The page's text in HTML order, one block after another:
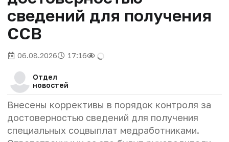
сведений для получения
ССВ
06.08.2026 17:16
Отдел
новостей
Внесены коррективы в порядок контроля за
достоверностью сведений для получения
специальных соцвыплат медработниками.